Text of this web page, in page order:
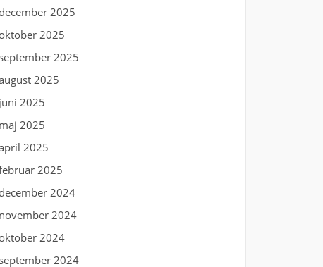
december 2025
oktober 2025
2025
2025
juni 2025
maj 2025
2025
2025
december 2024
november 2024
oktober 2024
2024